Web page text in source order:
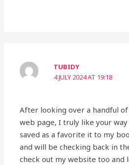
TUBIDY
4 JULY 2024 AT 19:18
After looking over a handful
web page, I truly like your
saved as a favorite it to my
and will be checking back in
check out my website too and